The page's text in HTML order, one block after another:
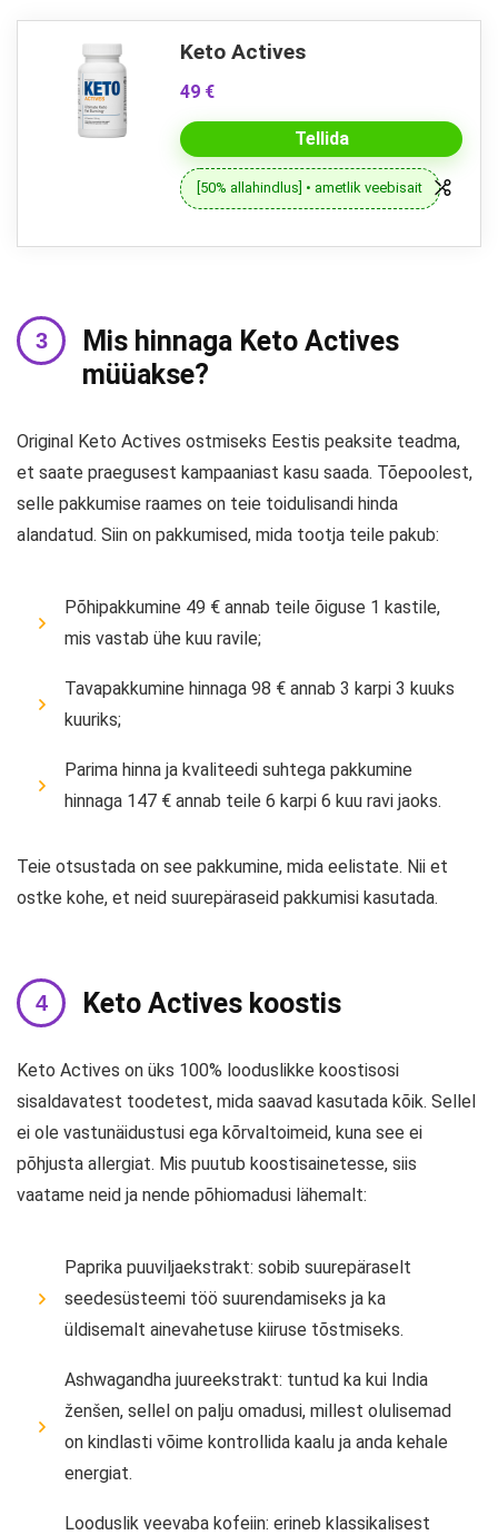
Keto Actives
49 €
Tellida
[50% allahindlus] • ametlik veebisait
Mis hinnaga Keto Actives
müüakse?
Original Keto Actives ostmiseks Eestis peaksite teadma,
et saate praegusest kampaaniast kasu saada. Tõepoolest,
selle pakkumise raames on teie toidulisandi hinda
alandatud. Siin on pakkumised, mida tootja teile pakub:
Põhipakkumine 49 € annab teile õiguse 1 kastile,
mis vastab ühe kuu ravile;
Tavapakkumine hinnaga 98 € annab 3 karpi 3 kuuks
kuuriks;
Parima hinna ja kvaliteedi suhtega pakkumine
hinnaga 147 € annab teile 6 karpi 6 kuu ravi jaoks.
Teie otsustada on see pakkumine, mida eelistate. Nii et
ostke kohe, et neid suurepäraseid pakkumisi kasutada.
Keto Actives koostis
Keto Actives on üks 100% looduslikke koostisosi
sisaldavatest toodetest, mida saavad kasutada kõik. Sellel
ei ole vastunäidustusi ega kõrvaltoimeid, kuna see ei
põhjusta allergiat. Mis puutub koostisainetesse, siis
vaatame neid ja nende põhiomadusi lähemalt:
Paprika puuviljaekstrakt: sobib suurepäraselt
seedesüsteemi töö suurendamiseks ja ka
üldisemalt ainevahetuse kiiruse tõstmiseks.
Ashwagandha juureekstrakt: tuntud ka kui India
ženšen, sellel on palju omadusi, millest olulisemad
on kindlasti võime kontrollida kaalu ja anda kehale
energiat.
Looduslik veevaba kofeiin: erineb klassikalisest